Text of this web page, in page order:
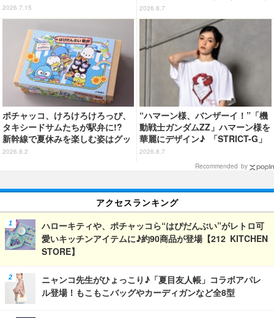
り！3冊目写真集が発売中
2026.7.15
続ける姿を思わず眺めたくなっち
ゃう!?
2026.8.7
ポチャッコ、けろけろけろっぴ、
タキシードサムたちが駅弁に!?
新幹線で夏休みを楽しむ姿はグッ
ズに☆「はぴだんぶい」JR東海と
2026.8.2
“ハマーン様、バンザーイ！”「機
動戦士ガンダムZZ」ハマーン様を
華麗にデザイン♪ 「STRICT-G」
Tシャツなどミニコレクション登
2026.8.7
Recommended by
アクセスランキング
ハローキティや、ポチャッコら“はぴだんぶい”がレトロ可
愛いキッチンアイテムに♪約90商品が登場【212 KITCHEN
STORE】
ニャンコ先生がひょっこり♪「夏目友人帳」コラボアパレ
ル登場！もこもこバッグやカーディガンなど全8型